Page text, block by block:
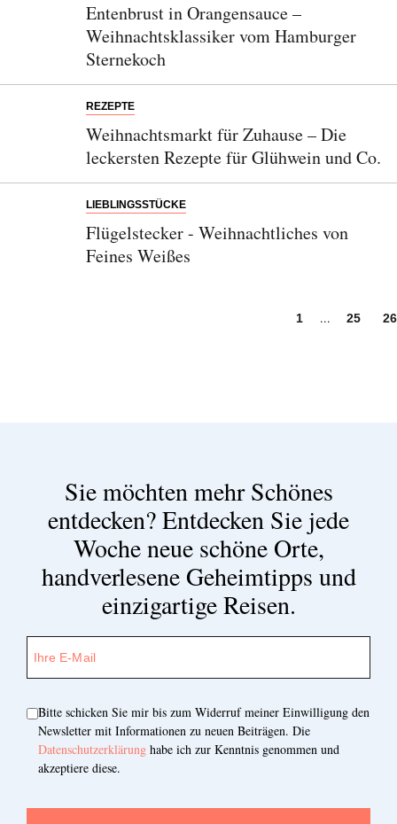
Entenbrust in Orangensauce –
Weihnachtsklassiker vom Hamburger
Sternekoch
REZEPTE
Weihnachtsmarkt für Zuhause – Die
leckersten Rezepte für Glühwein und Co.
LIEBLINGSSTÜCKE
Flügelstecker - Weihnachtliches von
Feines Weißes
1 ... 25 26
Sie möchten mehr Schönes
entdecken?Entdecken Sie jede
Woche neue schöne Orte,
handverlesene Geheimtipps und
einzigartige Reisen.
Bitte schicken Sie mir bis zum Widerruf meiner Einwilligung den
Newsletter mit Informationen zu neuen Beiträgen. Die
Datenschutzerklärung habe ich zur Kenntnis genommen und
akzeptiere diese.